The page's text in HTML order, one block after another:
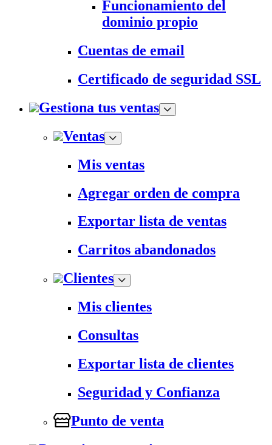
Funcionamiento del
dominio propio
Cuentas de email
Certificado de seguridad SSL
Gestiona tus ventas
Ventas
Mis ventas
Agregar orden de compra
Exportar lista de ventas
Carritos abandonados
Clientes
Mis clientes
Consultas
Exportar lista de clientes
Seguridad y Confianza
Punto de venta